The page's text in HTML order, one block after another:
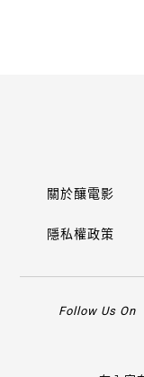
關於釀電影
隱私權政策
Follow Us On